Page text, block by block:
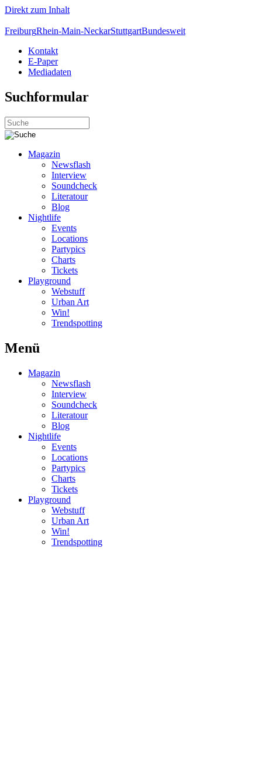
Direkt zum Inhalt
FreiburgRhein-Main-NeckarStuttgartBundesweit
Kontakt
E-Paper
Mediadaten
Suchformular
Magazin
Newsflash
Interview
Soundcheck
Literatour
Blog
Nightlife
Events
Locations
Partypics
Charts
Tickets
Playground
Webstuff
Urban Art
Win!
Trendspotting
Menü
Magazin
Newsflash
Interview
Soundcheck
Literatour
Blog
Nightlife
Events
Locations
Partypics
Charts
Tickets
Playground
Webstuff
Urban Art
Win!
Trendspotting